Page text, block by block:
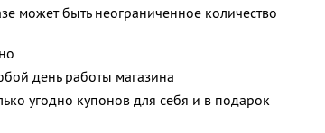
может быть неограниченное количество
день работы магазина
угодно купонов для себя и в подарок